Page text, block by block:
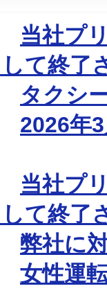
当社プ
て終了
タクシ
2026年
当社プ
て終了
弊社に
女性運